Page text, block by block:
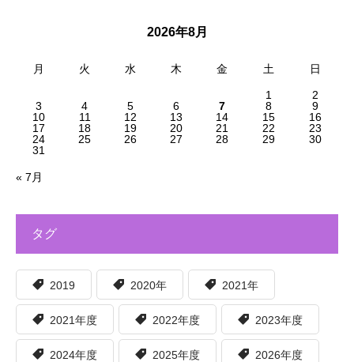
2026年8月
月 火 水 木 金 土 日
1
2
3
4 5 6 7 8
9
10
11 12 13 14 15
16
17
18 19 20 21 22
23
24
25 26 27 28 29
30
31
« 7月
タグ
2019 2020年 2021年
2021年度 2022年度 2023年度
2024年度 2025年度 2026年度